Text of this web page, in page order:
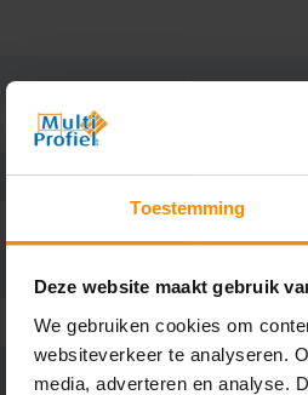
Toestemming
Deze website maakt gebruik
We gebruiken cookies om
websiteverkeer te analyseren.
media, adverteren en analyse.